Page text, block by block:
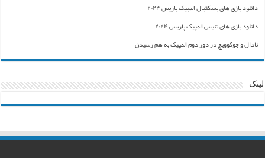
دانلود بازی های بسکتبال المپیک پاریس ۲۰۲۴
دانلود بازی های تنیس المپیک پاریس ۲۰۲۴
نادال و جوکوویچ در دور دوم المپیک به هم رسیدن
لینک